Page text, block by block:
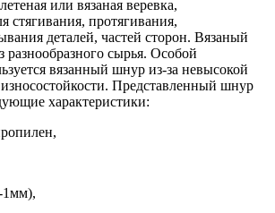
или вязаная веревка,
стягивания, протягивания,
деталей, частей сторон. Вязаный
разнообразного сырья. Особой
вязанный шнур из-за невысокой
Представленный шнур
характеристики:
1мм),